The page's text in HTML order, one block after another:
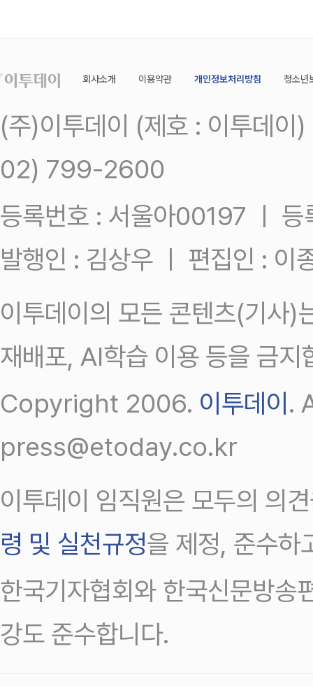
회사소개 이용약관 개인정보처리방침 청소년
(주)이투데이 (제호 : 이투데
02) 799-2600
등록번호 : 서울아00197 ㅣ
발행인 : 김상우 ㅣ 편집인 : 이
이투데이의 모든 콘텐츠(기사)
재배포, AI학습 이용 등을 금지
Copyright 2006. 이투데이.
press@etoday.co.kr
이투데이 임직원은 모두의 의
령 및 실천규정을 제정, 준수하
한국기자협회와 한국신문방송
강도 준수합니다.